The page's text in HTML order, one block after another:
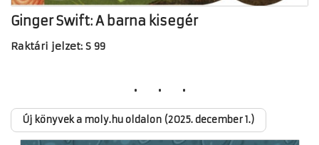
Ginger Swift: A barna kisegér
Raktári jelzet: S 99
Új könyvek a moly.hu oldalon (2025. december 1.)